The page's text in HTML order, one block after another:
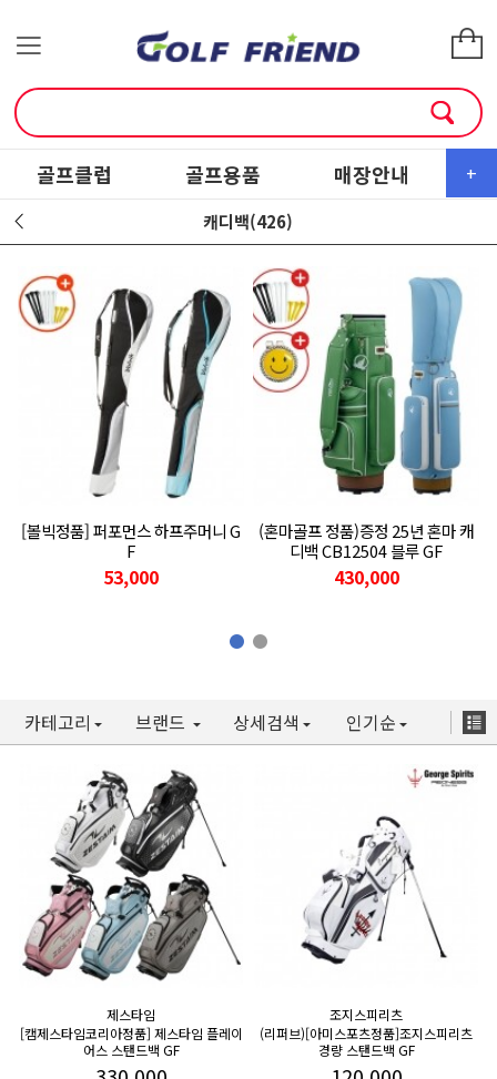
+
골프클럽 골프용품 매장안내 소
캐디백(426)
[볼빅정품] 퍼포먼스 하프주머니 G
F
53,000
(혼마골프 정품)증정 25년 혼마 캐
디백 CB12504 블루 GF
430,000
카테고리 브랜드 상세검색 인기순
제스타임
[캠제스타임코리아정품] 제스타임 플레이
어스 스탠드백 GF
조지스피리츠
(리퍼브)[아미스포츠정품]조지스피리츠
경량 스탠드백 GF